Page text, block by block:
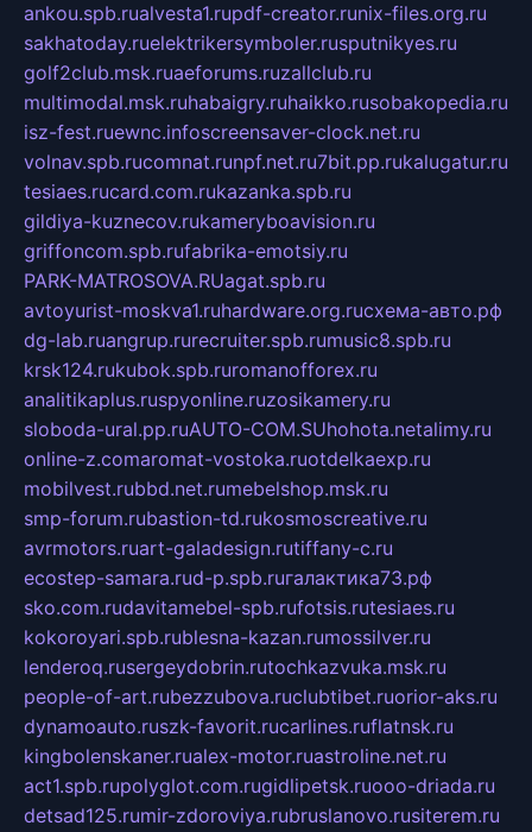
ankou.spb.rualvesta1.rupdf-creator.runix-files.org.ru
sakhatoday.ruelektrikersymboler.rusputnikyes.ru
golf2club.msk.ruaeforums.ruzallclub.ru
multimodal.msk.ruhabaigry.ruhaikko.rusobakopedia.ru
isz-fest.ruewnc.infoscreensaver-clock.net.ru
volnav.spb.rucomnat.runpf.net.ru7bit.pp.rukalugatur.ru
tesiaes.rucard.com.rukazanka.spb.ru
gildiya-kuznecov.rukameryboavision.ru
griffoncom.spb.rufabrika-emotsiy.ru
PARK-MATROSOVA.RUagat.spb.ru
avtoyurist-moskva1.ruhardware.org.ruсхема-авто.рф
dg-lab.ruangrup.rurecruiter.spb.rumusic8.spb.ru
krsk124.rukubok.spb.ruromanofforex.ru
analitikaplus.ruspyonline.ruzosikamery.ru
sloboda-ural.pp.ruAUTO-COM.SUhohota.netalimy.ru
online-z.comaromat-vostoka.ruotdelkaexp.ru
mobilvest.rubbd.net.rumebelshop.msk.ru
smp-forum.rubastion-td.rukosmoscreative.ru
avrmotors.ruart-galadesign.rutiffany-c.ru
ecostep-samara.rud-p.spb.ruгалактика73.рф
sko.com.rudavitamebel-spb.rufotsis.rutesiaes.ru
kokoroyari.spb.rublesna-kazan.rumossilver.ru
lenderoq.rusergeydobrin.rutochkazvuka.msk.ru
people-of-art.rubezzubova.ruclubtibet.ruorior-aks.ru
dynamoauto.ruszk-favorit.rucarlines.ruflatnsk.ru
kingbolenskaner.rualex-motor.ruastroline.net.ru
act1.spb.rupolyglot.com.rugidlipetsk.ruooo-driada.ru
detsad125.rumir-zdoroviya.rubruslanovo.rusiterem.ru